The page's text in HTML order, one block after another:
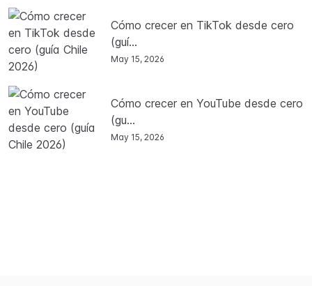
Cómo crecer en TikTok desde cero
(guí...
May 15, 2026
Cómo crecer en YouTube desde cero
(gu...
May 15, 2026